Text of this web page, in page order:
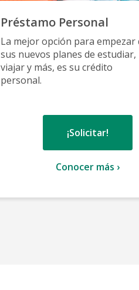
Préstamo Personal
La mejor opción para empezar
sus nuevos planes de estudiar,
viajar y más, es su crédito
personal.
¡Solicitar!
Conocer más ›